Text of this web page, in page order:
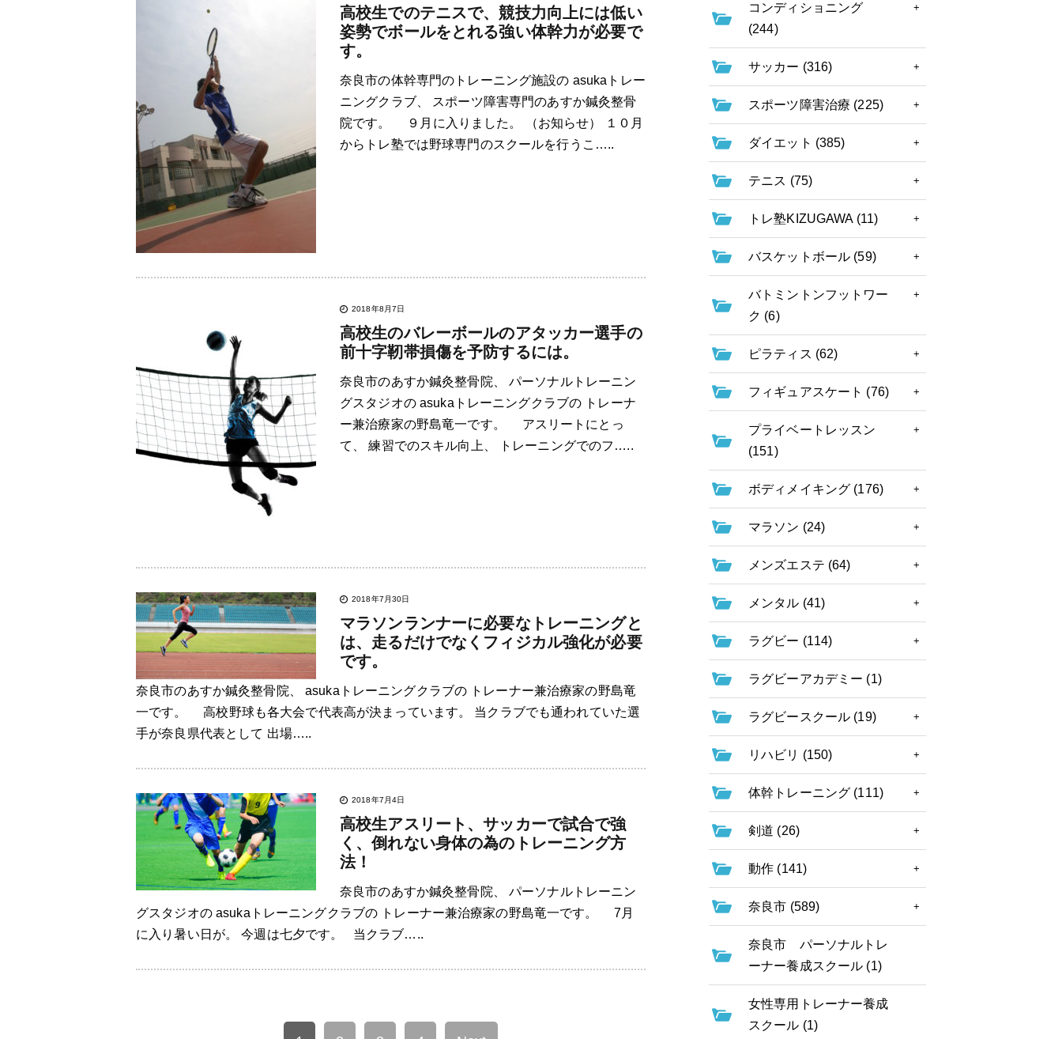
高校生でのテニスで、競技力向上には低い
姿勢でボールをとれる強い体幹力が必要で
す。
奈良市の体幹専門のトレーニング施設の asukaトレー
ニングクラブ、 スポーツ障害専門のあすか鍼灸整骨
院です。 ９月に入りました。 （お知らせ） １０月
からトレ塾では野球専門のスクールを行うこ…..
2018年8月7日
高校生のバレーボールのアタッカー選手の
前十字靭帯損傷を予防するには。
奈良市のあすか鍼灸整骨院、 パーソナルトレーニン
グスタジオの asukaトレーニングクラブの トレーナ
ー兼治療家の野島竜一です。 アスリートにとっ
て、 練習でのスキル向上、 トレーニングでのフ…..
2018年7月30日
マラソンランナーに必要なトレーニングと
は、走るだけでなくフィジカル強化が必要
です。
奈良市のあすか鍼灸整骨院、 asukaトレーニングクラブの トレーナー兼治療家の野島竜
一です。 高校野球も各大会で代表高が決まっています。 当クラブでも通われていた選
手が奈良県代表として 出場…..
2018年7月4日
高校生アスリート、サッカーで試合で強
く、倒れない身体の為のトレーニング方
法！
奈良市のあすか鍼灸整骨院、 パーソナルトレーニン
グスタジオの asukaトレーニングクラブの トレーナー兼治療家の野島竜一です。 7月
に入り暑い日が。 今週は七夕です。 当クラブ…..
コンディショニング
(244)
サッカー (316)
スポーツ障害治療 (225)
ダイエット (385)
テニス (75)
トレ塾KIZUGAWA (11)
バスケットボール (59)
バトミントンフットワー
ク (6)
ピラティス (62)
フィギュアスケート (76)
プライベートレッスン
(151)
ボディメイキング (176)
マラソン (24)
メンズエステ (64)
メンタル (41)
ラグビー (114)
ラグビーアカデミー (1)
ラグビースクール (19)
リハビリ (150)
体幹トレーニング (111)
剣道 (26)
動作 (141)
奈良市 (589)
奈良市 パーソナルトレ
ーナー養成スクール (1)
女性専用トレーナー養成
スクール (1)